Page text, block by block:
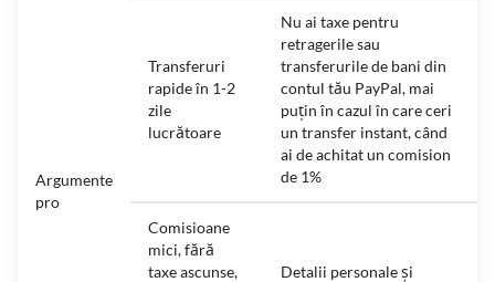
Argumente
pro
Transferuri
rapide în 1-2
zile
lucrătoare
Nu ai taxe pentru
retragerile sau
transferurile de bani din
contul tău PayPal, mai
puțin în cazul în care ceri
un transfer instant, când
ai de achitat un comision
de 1%
Comisioane
mici, fără
taxe ascunse,
Detalii personale și